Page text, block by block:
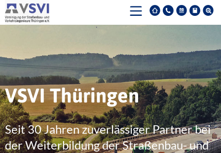
VSVI Thüringen
Seit 30 Jahren zuverlässiger Partner bei
der Weiterbildung der Straßenbau- und